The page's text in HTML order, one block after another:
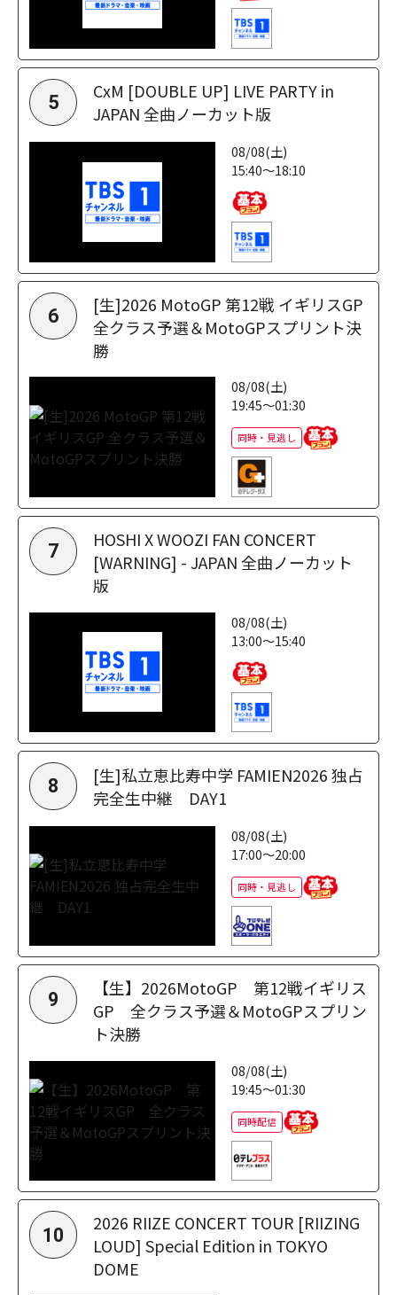
5
CxM [DOUBLE UP] LIVE PARTY in
JAPAN 全曲ノーカット版
08/08(土)
15:40～18:10
6
[生]2026 MotoGP 第12戦 イギリスGP
全クラス予選＆MotoGPスプリント決
勝
08/08(土)
19:45～01:30
同時・見逃し
7
HOSHI X WOOZI FAN CONCERT
[WARNING] - JAPAN 全曲ノーカット
版
08/08(土)
13:00～15:40
8
[生]私立恵比寿中学 FAMIEN2026 独占
完全生中継 DAY1
08/08(土)
17:00～20:00
同時・見逃し
9
【生】2026MotoGP 第12戦イギリス
GP 全クラス予選＆MotoGPスプリン
ト決勝
08/08(土)
19:45～01:30
同時配信
10
2026 RIIZE CONCERT TOUR [RIIZING
LOUD] Special Edition in TOKYO
DOME